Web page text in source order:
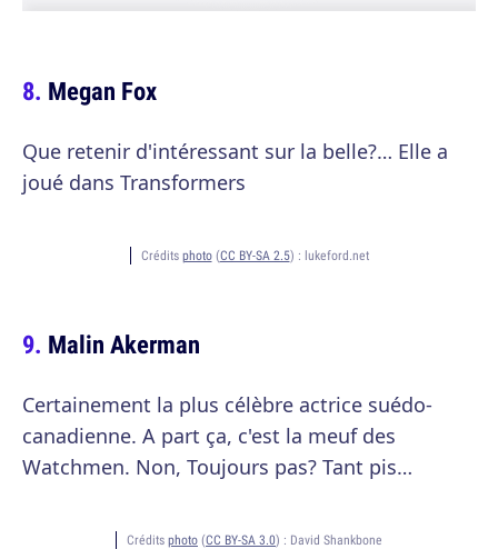
Megan Fox
Que retenir d'intéressant sur la belle?… Elle a
joué dans Transformers
Crédits photo(CC BY-SA 2.5) : lukeford.net
Malin Akerman
Certainement la plus célèbre actrice suédo-
canadienne. A part ça, c'est la meuf des
Watchmen. Non, Toujours pas? Tant pis…
Crédits photo (CC BY-SA 3.0) : David Shankbone